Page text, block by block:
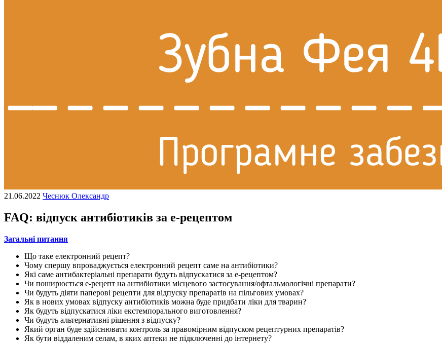
21.06.2022 Чеснюк Олександр
FAQ: відпуск антибіотиків за е-рецептом
Загальні питання
Що таке електронний рецепт?
Чому спершу впроваджується електронний рецепт саме на антибіотики?
Які саме антибактеріальні препарати будуть відпускатися за е-рецептом?
Чи поширюється е-рецепт на антибіотики місцевого застосування/офтальмологічні препарати?
Чи будуть діяти паперові рецепти для відпуску препаратів на пільгових умовах?
Як в нових умовах відпуску антибіотиків можна буде придбати ліки для тварин?
Як будуть відпускатися ліки екстемпорального виготовлення?
Чи будуть альтернативні рішення з відпуску?
Який орган буде здійснювати контроль за правомірним відпуском рецептурних препаратів?
Як бути віддаленим селам, в яких аптеки не підключенні до інтернету?